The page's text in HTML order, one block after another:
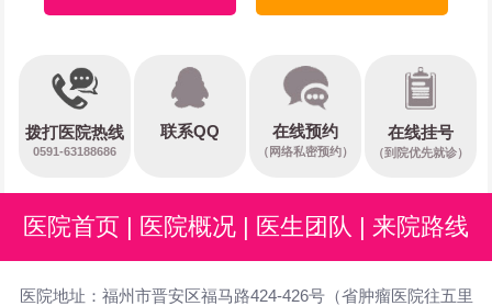
拨打医院热线
0591-63188686
联系QQ 在线预约
（网络私密预约）
在线挂号
（到院优先就诊）
医院首页 医院概况 医生团队 来院路线
医院地址：福州市晋安区福马路424-426号（省肿瘤医院往五里